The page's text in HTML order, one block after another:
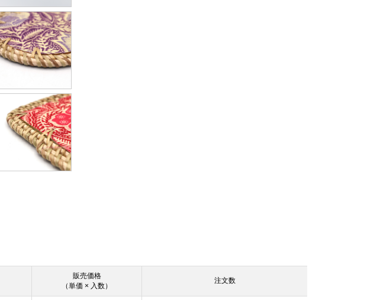
販売価格
（単価 × 入数）
注文数